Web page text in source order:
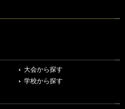
大会から探す
学校から探す